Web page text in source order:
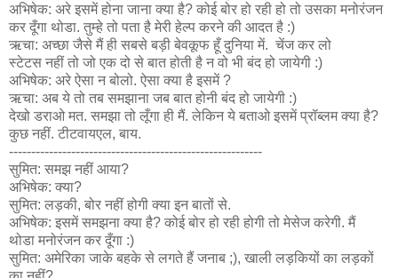
अभिषेक: अरे इसमें होना जाना क्या है? कोई बोर हो रही हो तो उसका मनोरंजन
कर दूँगा थोडा. तुम्हे तो पता है मेरी हेल्प करने की आदत है :)
ऋचा: अच्छा जैसे मैं ही सबसे बड़ी बेवकूफ हूँ दुनिया में. चेंज कर लो
स्टेटस नहीं तो जो एक दो से बात होती है न वो भी बंद हो जायेगी :)
अभिषेक: अरे ऐसा न बोलो. ऐसा क्या है इसमें ?
ऋचा: अब ये तो तब समझाना जब बात होनी बंद हो जायेगी :)
देखो डराओ मत. समझा तो लूँगा ही मैं. लेकिन ये बताओ इसमें प्रॉब्लम क्या है?
कुछ नहीं. टीटवायएल, बाय.
---------------------------------------------------------
सुमित: समझ नहीं आया?
अभिषेक: क्या?
सुमित: लड़की, बोर नहीं होगी क्या इन बातों से.
अभिषेक: इसमें समझना क्या है? कोई बोर हो रही होगी तो मेसेज करेगी. मैं
थोडा मनोरंजन कर दूँगा :)
सुमित: अमेरिका जाके बहके से लगते हैं जनाब ;), खाली लड़कियों का लड़कों